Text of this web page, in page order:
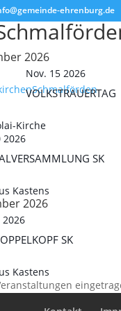
ehrenburg.de
2026
Nov. 15 2026
VOLKSTRAUERTAG
Kirche
2026
SK
Kastens
2026
2026
SK
Kastens